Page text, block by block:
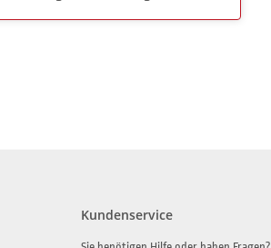
Kundenservice